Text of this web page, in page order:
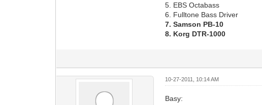
5. EBS Octabass
6. Fulltone Bass Driver
7. Samson PB-10
8. Korg DTR-1000
10-27-2011, 10:14 AM
Basy: